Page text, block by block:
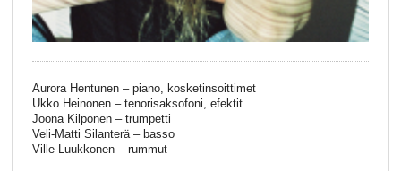
Aurora Hentunen – piano, kosketinsoittimet
Ukko Heinonen – tenorisaksofoni, efektit
Joona Kilponen – trumpetti
Veli-Matti Silanterä – basso
Ville Luukkonen – rummut